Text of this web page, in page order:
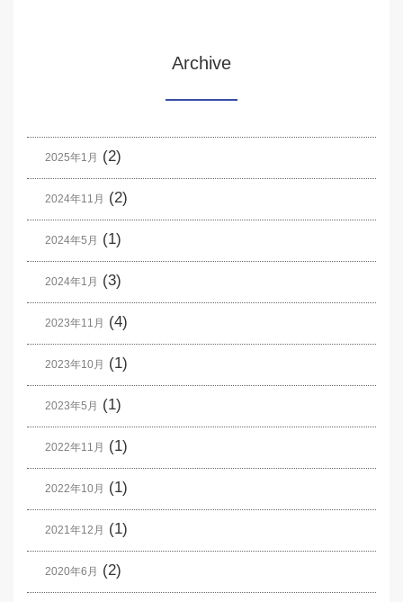
Archive
2025年1月 (2)
2024年11月 (2)
2024年5月 (1)
2024年1月 (3)
2023年11月 (4)
2023年10月 (1)
2023年5月 (1)
2022年11月 (1)
2022年10月 (1)
2021年12月 (1)
2020年6月 (2)